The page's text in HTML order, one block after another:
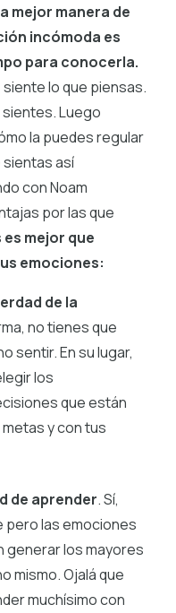
mejor manera de
incómoda es
para conocerla.
lo que piensas.
Luego
la puedes regular
así
con Noam
por las que
mejor que
emociones:
de la
no tienes que
sentir. En su lugar,
los
que están
y con tus
de aprender. Sí,
pero las emociones
generar los mayores
mismo. Ojalá que
muchísimo con